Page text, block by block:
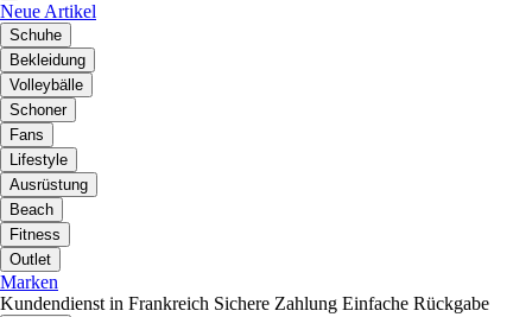
Neue Artikel
Schuhe
Bekleidung
Volleybälle
Schoner
Fans
Lifestyle
Ausrüstung
Beach
Fitness
Outlet
Marken
Kundendienst in Frankreich Sichere Zahlung Einfache Rückgabe